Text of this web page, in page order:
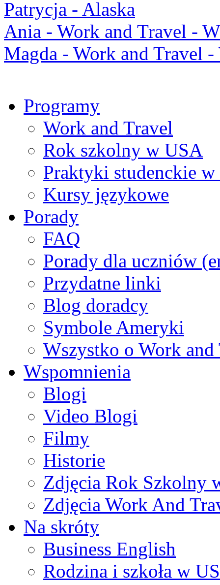
Patrycja - Alaska
Ania - Work and Travel -
Magda - Work and Travel
Programy
Work and Travel
Rok szkolny w USA
Praktyki studenckie
Kursy językowe
Porady
FAQ
Porady dla uczniów
Przydatne linki
Blog doradcy
Symbole Ameryki
Wszystko o Work and
Wspomnienia
Blogi
Video Blogi
Filmy
Historie
Zdjęcia Rok Szkolny
Zdjęcia Work And
Na skróty
Business English
Rodzina i szkoła w